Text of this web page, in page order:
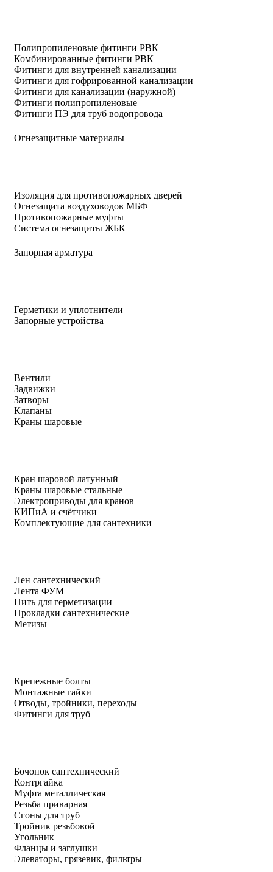
Полипропиленовые фитинги РВК
Комбинированные фитинги РВК
Фитинги для внутренней канализации
Фитинги для гофрированной канализации
Фитинги для канализации (наружной)
Фитинги полипропиленовые
Фитинги ПЭ для труб водопровода
Огнезащитные материалы
Изоляция для противопожарных дверей
Огнезащита воздуховодов МБФ
Противопожарные муфты
Система огнезащиты ЖБК
Запорная арматура
Герметики и уплотнители
Запорные устройства
Вентили
Задвижки
Затворы
Клапаны
Краны шаровые
Кран шаровой латунный
Краны шаровые стальные
Электроприводы для кранов
КИПиА и счётчики
Комплектующие для сантехники
Лен сантехнический
Лента ФУМ
Нить для герметизации
Прокладки сантехнические
Метизы
Крепежные болты
Монтажные гайки
Отводы, тройники, переходы
Фитинги для труб
Бочонок сантехнический
Контргайка
Муфта металлическая
Резьба приварная
Сгоны для труб
Тройник резьбовой
Угольник
Фланцы и заглушки
Элеваторы, грязевик, фильтры